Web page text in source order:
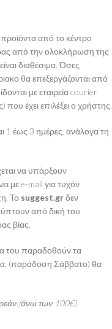
προϊόντα από το κέντρο
από την ολοκλήρωση της
διαθέσιμα. Όσες
θα επεξεργάζονται από
με εταιρεία courier
έχει επιλέξει ο χρήστης.
1 έως 3 ημέρες, ανάλογα τη
να υπάρξουν
με e-mail για τυχόν
Το suggest.grδεν
από δική του
βίας.
του παραδοθούν τα
(παράδοση Σάββατο) θα
των 100€)